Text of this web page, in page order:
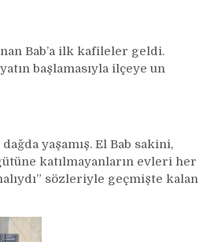
Bab’a ilk kafileler geldi.
başlamasıyla ilçeye un
yaşamış. El Bab sakini,
katılmayanların evleri her
sözleriyle geçmişte kalan